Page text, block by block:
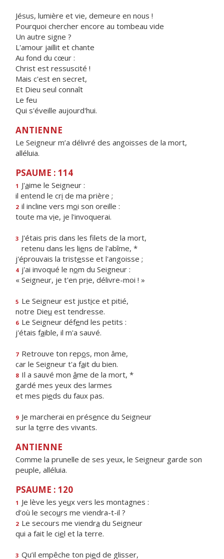
Jésus, lumière et vie, demeure en nous !
Pourquoi chercher encore au tombeau vide
Un autre signe ?
L'amour jaillit et chante
Au fond du cœur :
Christ est ressuscité !
Mais c'est en secret,
Et Dieu seul connaît
Le feu
Qui s'éveille aujourd'hui.
ANTIENNE
Le Seigneur m’a délivré des angoisses de la mort,
alléluia.
PSAUME : 114
1 J'aime le Seigneur :
il entend le cri de ma prière ;
2 il incline vers moi son oreille :
toute ma vie, je l'invoquerai.
3 J'étais pris dans les filets de la mort,
retenu dans les liens de l'abîme, *
j'éprouvais la tristesse et l'angoisse ;
4 j'ai invoqué le nom du Seigneur :
« Seigneur, je t'en prie, délivre-moi ! »
5 Le Seigneur est justice et pitié,
notre Dieu est tendresse.
6 Le Seigneur défend les petits :
j'étais faible, il m'a sauvé.
7 Retrouve ton repos, mon âme,
car le Seigneur t'a fait du bien.
8 Il a sauvé mon âme de la mort, *
gardé mes yeux des larmes
et mes pieds du faux pas.
9 Je marcherai en présence du Seigneur
sur la terre des vivants.
ANTIENNE
Comme la prunelle de ses yeux, le Seigneur garde son
peuple, alléluia.
PSAUME : 120
1 Je lève les yeux vers les montagnes :
d’où le secours me viendra-t-il ?
2 Le secours me viendra du Seigneur
qui a fait le ciel et la terre.
3 Qu’il empêche ton pied de glisser,